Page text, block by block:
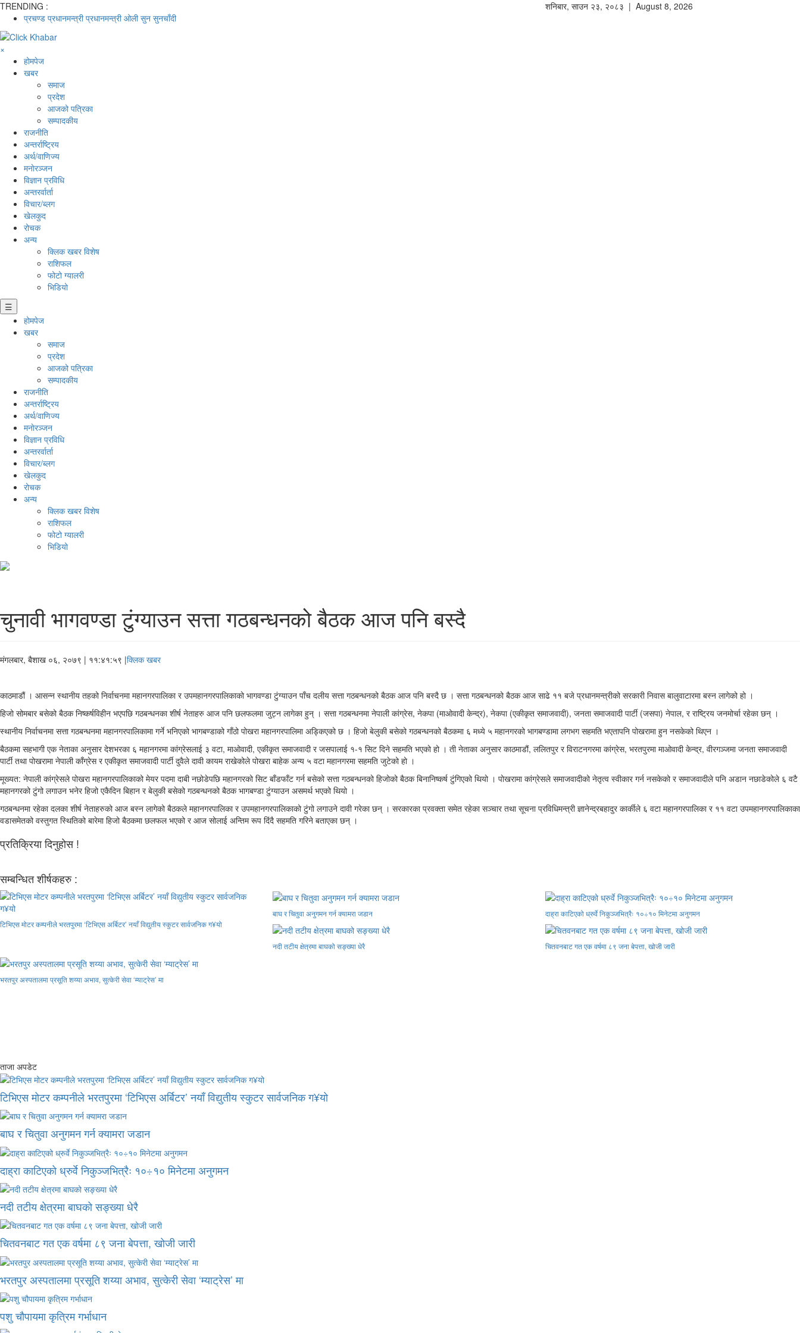
TRENDING :
प्रचण्ड प्रधानमन्त्री प्रधानमन्त्री ओली सुन सुनचाँदी
शनिबार, साउन २३, २०८३ | August 8, 2026
×
होमपेज
खबर
समाज
प्रदेश
आजको पत्रिका
सम्पादकीय
राजनीति
अन्तर्राष्ट्रिय
अर्थ/वाणिज्य
मनाेरञ्जन
विज्ञान प्रविधि
अन्तरर्वार्ता
विचार/ब्लग
खेलकुद
रोचक
अन्य
क्लिक खबर विशेष
राशिफल
फोटो ग्यालरी
भिडियो
☰
होमपेज
खबर
समाज
प्रदेश
आजको पत्रिका
सम्पादकीय
राजनीति
अन्तर्राष्ट्रिय
अर्थ/वाणिज्य
मनाेरञ्जन
विज्ञान प्रविधि
अन्तरर्वार्ता
विचार/ब्लग
खेलकुद
रोचक
अन्य
क्लिक खबर विशेष
राशिफल
फोटो ग्यालरी
भिडियो
चुनावी भागवण्डा टुंग्याउन सत्ता गठबन्धनको बैठक आज पनि बस्दै
मंगलबार, बैशाख ०६, २०७९ | ११:४१:५९ |क्लिक खबर
काठमाडौं । आसन्न स्थानीय तहको निर्वाचनमा महानगरपालिका र उपमहानगरपालिकाको भागवण्डा टुंग्याउन पाँच दलीय सत्ता गठबन्धनको बैठक आज पनि बस्दै छ । सत्ता गठबन्धनको बैठक आज साढे ११ बजे प्रधानमन्त्रीको सरकारी निवास बालुवाटारमा बस्न लागेको हो ।
हिजो सोमबार बसेको बैठक निष्कर्षविहीन भएपछि गठबन्धनका शीर्ष नेताहरु आज पनि छलफलमा जुट्न लागेका हुन् । सत्ता गठबन्धनमा नेपाली कांग्रेस, नेकपा (माओवादी केन्द्र), नेकपा (एकीकृत समाजवादी), जनता समाजवादी पार्टी (जसपा) नेपाल, र राष्ट्रिय जनमोर्चा रहेका छन् ।
स्थानीय निर्वाचनमा सत्ता गठबन्धनमा महानगरपालिकामा गर्ने भनिएको भागबण्डाको गाँठो पोखरा महानगरपालिमा अड्किएको छ । हिजो बेलुकी बसेको गठबन्धनको बैठकमा ६ मध्ये ५ महानगरको भागबण्डामा लगभग सहमति भएतापनि पोखरामा हुन नसकेको थिएन ।
बैठकमा सहभागी एक नेताका अनुसार देशभरका ६ महानगरमा कांग्रेसलाई ३ वटा, माओवादी, एकीकृत समाजवादी र जसपालाई १-१ सिट दिने सहमति भएको हो । ती नेताका अनुसार काठमाडौं, ललितपुर र विराटनगरमा कांग्रेस, भरतपुरमा माओवादी केन्द्र, वीरगञ्जमा जनता समाजवादी
पार्टी तथा पोखरामा नेपाली काँग्रेस र एकीकृत समाजवादी पार्टी दुवैले दावी कायम राखेकोले पोखरा बाहेक अन्य ५ वटा महानगरमा सहमति जुटेको हो ।
मूख्यत: नेपाली कांग्रेसले पोखरा महानगरपालिकाको मेयर पदमा दाबी नछोडेपछि महानगरको सिट बाँडफाँट गर्न बसेको सत्ता गठबन्धनको हिजोको बैठक बिनानिष्कर्ष टुंगिएको थियो । पोखरामा कांग्रेसले समाजवादीको नेतृत्व स्वीकार गर्न नसकेको र समाजवादीले पनि अडान नछाडेकोले ६ वटै
महानगरको टुंगो लगाउन भनेर हिजो एकैदिन बिहान र बेलुकी बसेको गठबन्धनको बैठक भागबण्डा टुंग्याउन असमर्थ भएको थियो ।
गठबन्धनमा रहेका दलका शीर्ष नेताहरुको आज बस्न लागेको बैठकले महानगरपालिका र उपमहानगरपालिकाको टुंगो लगाउने दावी गरेका छन् । सरकारका प्रवक्ता समेत रहेका सञ्चार तथा सूचना प्रविधिमन्त्री ज्ञानेन्द्रबहादुर कार्कीले ६ वटा महानगरपालिका र ११ वटा उपमहानगरपालिकाका
वडासमेतको वस्तुगत स्थितिको बारेमा हिजो बैठकमा छलफल भएको र आज सोलाई अन्तिम रूप दिंदै सहमति गरिने बताएका छन् ।
प्रतिक्रिया दिनुहोस !
सम्बन्धित शीर्षकहरु :
टिभिएस मोटर कम्पनीले भरतपुरमा ‘टिभिएस अर्बिटर’ नयाँ विद्युतीय स्कुटर सार्वजनिक ग¥यो
बाघ र चितुवा अनुगमन गर्न क्यामरा जडान दाह्रा काटिएको ध्रुर्वे निकुञ्जभित्रैः १०÷१० मिनेटमा अनुगमन
नदी तटीय क्षेत्रमा बाघको सङ्ख्या धेरै चितवनबाट गत एक वर्षमा ८९ जना बेपत्ता, खोजी जारी
भरतपुर अस्पतालमा प्रसूति शय्या अभाव, सुत्केरी सेवा ‘म्याट्रेस’ मा
ताजा अपडेट
टिभिएस मोटर कम्पनीले भरतपुरमा ‘टिभिएस अर्बिटर’ नयाँ विद्युतीय स्कुटर सार्वजनिक ग¥यो
बाघ र चितुवा अनुगमन गर्न क्यामरा जडान
दाह्रा काटिएको ध्रुर्वे निकुञ्जभित्रैः १०÷१० मिनेटमा अनुगमन
नदी तटीय क्षेत्रमा बाघको सङ्ख्या धेरै
चितवनबाट गत एक वर्षमा ८९ जना बेपत्ता, खोजी जारी
भरतपुर अस्पतालमा प्रसूति शय्या अभाव, सुत्केरी सेवा ‘म्याट्रेस’ मा
पशु चौपायमा कृत्रिम गर्भाधान